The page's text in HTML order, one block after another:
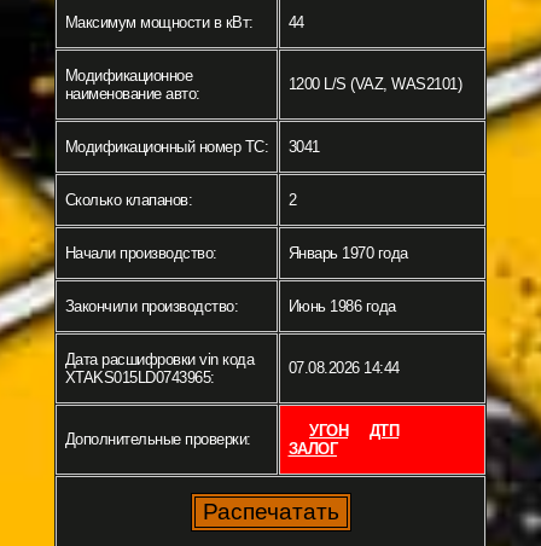
Максимум мощности в кВт: 44
Модификационное
наименование авто:
1200 L/S (VAZ, WAS2101)
Модификационный номер ТС: 3041
Сколько клапанов: 2
Начали производство: Январь 1970 года
Закончили производство: Июнь 1986 года
Дата расшифровки vin кода
XTAKS015LD0743965:
07.08.2026 14:44
Дополнительные проверки: УГОН
ДТП
ЗАЛОГ